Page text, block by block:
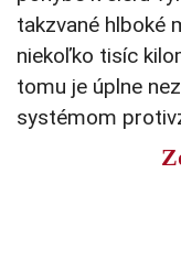
takzvané hlboké
niekoľko tisíc
tomu je úplne
systémom